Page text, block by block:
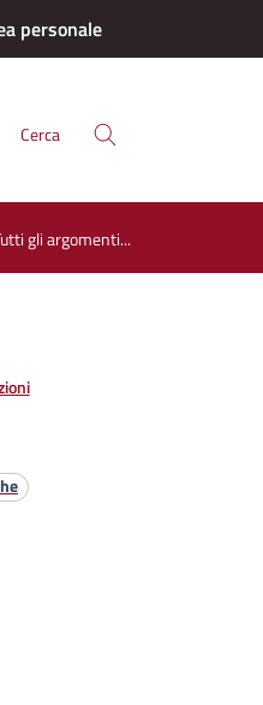
personale
Cerca
gli argomenti...